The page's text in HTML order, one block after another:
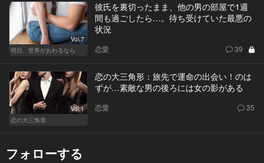
Vol.7
明日、世界がおわるなら
彼氏を裏切ったまま、他の男の部屋で1週
間も過ごしたら…。待ち受けていた最悪の
状況
恋愛 39
Vol.1
恋の大三角形
恋の大三角形：旅先で運命の出会い！のは
ずが…素敵な男の後ろには女の影がある
恋愛 35
フォローする